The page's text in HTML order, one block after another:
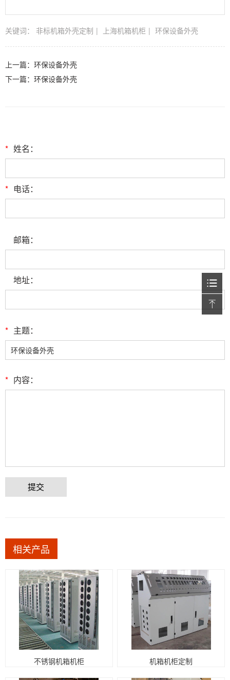
关键词： 非标机箱外壳定制 上海机箱机柜 环保设备外壳
上一篇： 环保设备外壳
下一篇： 环保设备外壳
* 姓名：
* 电话：
邮箱：
地址：
* 主题：
* 内容：
提交
相关产品
不锈钢机箱机柜 机箱机柜定制